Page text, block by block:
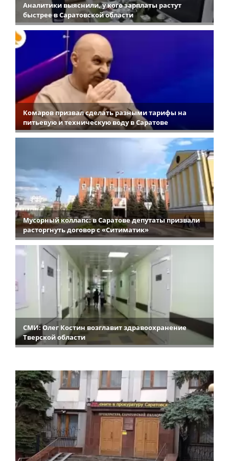
Аналитики выяснили, у кого зарплаты растут
быстрее в Саратовской области
Комаров призвал сделать разными тарифы на
питьевую и техническую воду в Саратове
Мусорный коллапс: в Саратове депутаты призвали
расторгнуть договор с «Ситиматик»
СМИ: Олег Костин возглавит здравоохранение
Тверской области